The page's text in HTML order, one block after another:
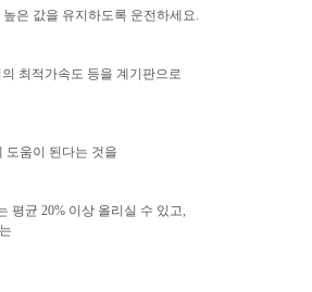
은 값을 유지하도록 운전하세요.
최적가속도 등을 계기판으로
도움이 된다는 것을
평균 20% 이상 올리실 수 있고,